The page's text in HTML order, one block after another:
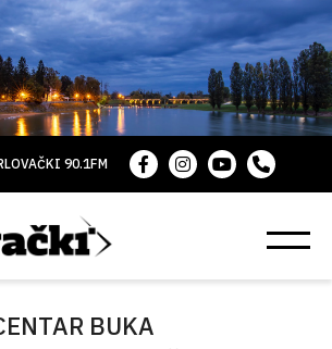
90.1FM
BUKA